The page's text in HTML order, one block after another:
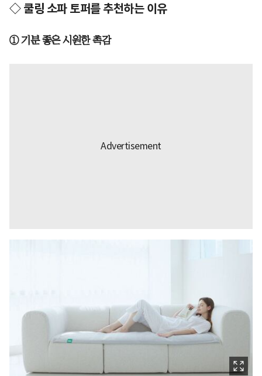
◇ 쿨링 소파 토퍼를 추천하는 이유
① 기분 좋은 시원한 촉감